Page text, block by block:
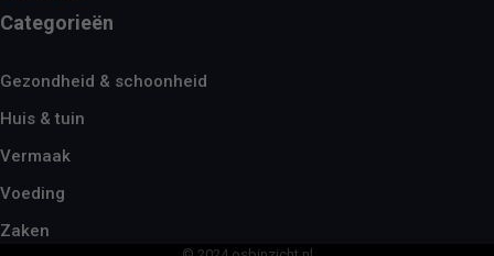
Categorieën
Gezondheid & schoonheid
Huis & tuin
Vermaak
Voeding
Zaken